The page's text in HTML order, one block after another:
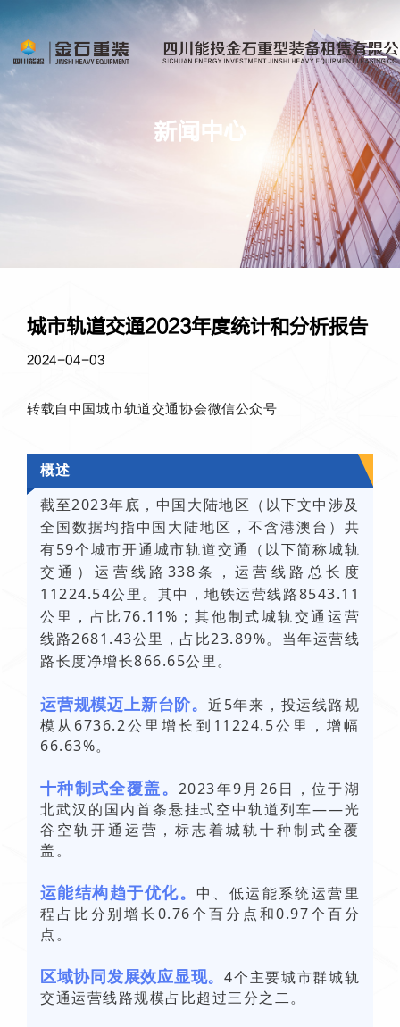
新闻 中心
城市轨道交通2023年度统计和分析报告
2024-04-03
转载自中国城市轨道交通协会微信公众号
概述
截至2023年底，中国大陆地区（以下文中涉及
全国数据均指中国大陆地区，不含港澳台）共
有59个城市开通城市轨道交通（以下简称城轨
交通）运营线路338条，运营线路总长度
11224.54公里。其中，地铁运营线路8543.11
公里，占比76.11%；其他制式城轨交通运营
线路2681.43公里，占比23.89%。当年运营线
路长度净增长866.65公里。
运营规模迈上新台阶。近5年来，投运线路规
模从6736.2公里增长到11224.5公里，增幅
66.63%。
十种制式全覆盖。 2023年9月26日，位于湖
北武汉的国内首条悬挂式空中轨道列车——光
谷空轨开通运营，标志着城轨十种制式全覆
盖。
运能结构趋于优化。 中、低运能系统运营里
程占比分别增长0.76个百分点和0.97个百分
点。
区域协同发展效应显现。4个主要城市群城轨
交通运营线路规模占比超过三分之二。